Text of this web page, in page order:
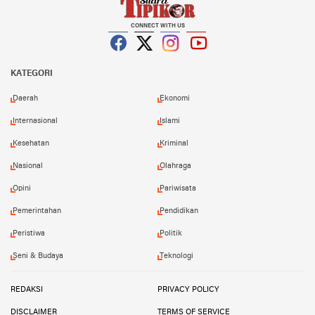
CONNECT WITH US
KATEGORI
Daerah Ekonomi
Internasional Islami
Kesehatan Kriminal
Nasional Olahraga
Opini Pariwisata
Pemerintahan Pendidikan
Peristiwa Politik
Seni & Budaya Teknologi
REDAKSI PRIVACY POLICY
DISCLAIMER TERMS OF SERVICE